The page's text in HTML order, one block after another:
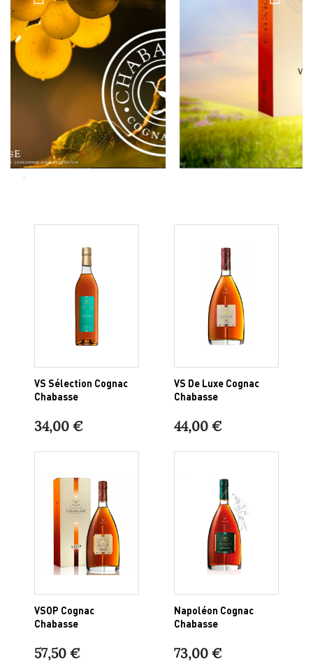
VS Sélection Cognac
Chabasse
34,00 €
VS De Luxe Cognac
Chabasse
44,00 €
VSOP Cognac
Chabasse
57,50 €
Napoléon Cognac
Chabasse
73,00 €